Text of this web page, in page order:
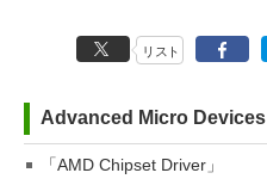
リスト
Advanced Micro Devices
「AMD Chipset Driver」